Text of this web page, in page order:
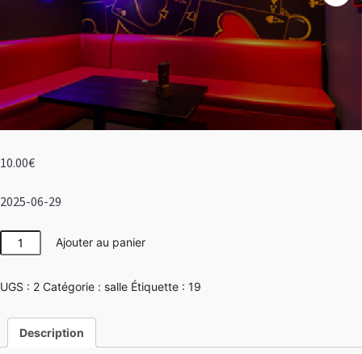
10.00€
2025-06-29
quantité
de
Vegas
Ajouter au panier
UGS : 2 Catégorie : salle Étiquette : 19
Description